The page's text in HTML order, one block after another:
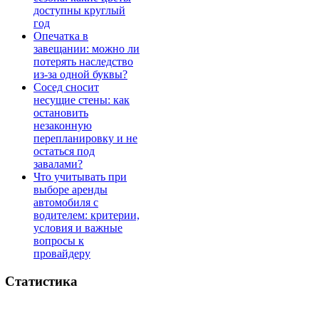
доступны круглый
год
Опечатка в
завещании: можно ли
потерять наследство
из-за одной буквы?
Сосед сносит
несущие стены: как
остановить
незаконную
перепланировку и не
остаться под
завалами?
Что учитывать при
выборе аренды
автомобиля с
водителем: критерии,
условия и важные
вопросы к
провайдеру
Статистика